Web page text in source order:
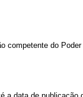
competente do